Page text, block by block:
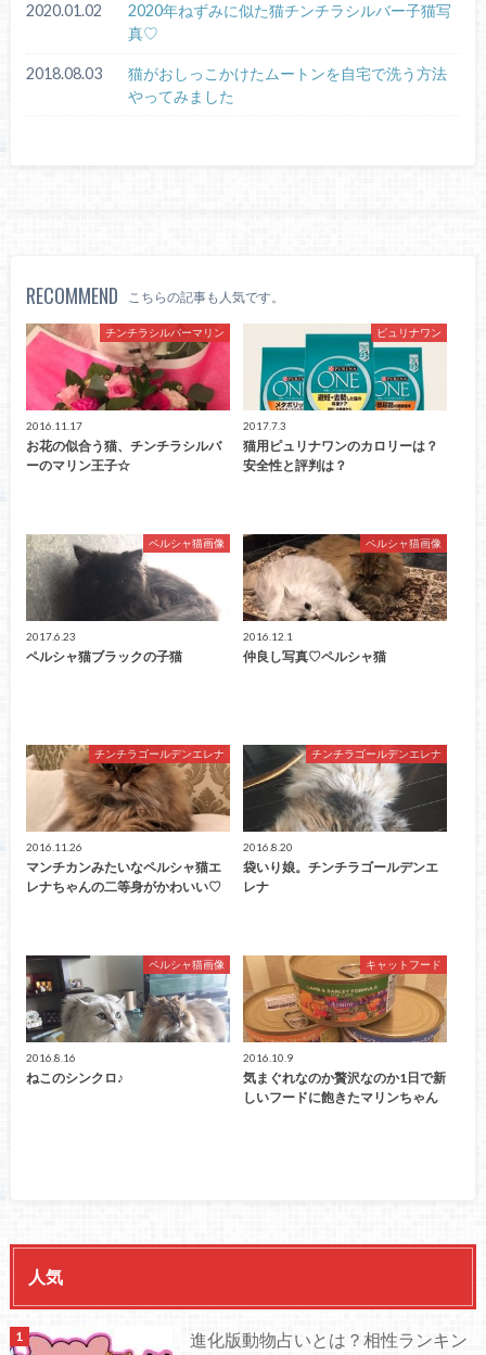
2020.01.02
2020年ねずみに似た猫チンチラシルバー子猫写
真♡
2018.08.03
猫がおしっこかけたムートンを自宅で洗う方法
やってみました
RECOMMEND こちらの記事も人気です。
チンチラシルバーマリン
2016.11.17
お花の似合う猫、チンチラシルバ
ーのマリン王子☆
ピュリナワン
2017.7.3
猫用ピュリナワンのカロリーは？
安全性と評判は？
ペルシャ猫画像
2017.6.23
ペルシャ猫ブラックの子猫
ペルシャ猫画像
2016.12.1
仲良し写真♡ペルシャ猫
チンチラゴールデンエレナ
2016.11.26
マンチカンみたいなペルシャ猫エ
レナちゃんの二等身がかわいい♡
チンチラゴールデンエレナ
2016.8.20
袋いり娘。チンチラゴールデンエ
レナ
ペルシャ猫画像
2016.8.16
ねこのシンクロ♪
キャットフード
2016.10.9
気まぐれなのか贅沢なのか1日で新
しいフードに飽きたマリンちゃん
人気
進化版動物占いとは？相性ランキン